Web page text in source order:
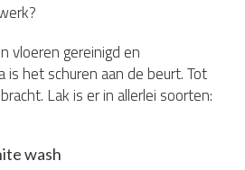
vloeren gereinigd en
is het schuren aan de beurt. Tot
Lak is er in allerlei soorten:
wash